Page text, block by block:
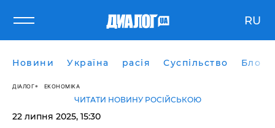
RU
Новини Україна расія Суспільство Блоги
ДІАЛОГ ЕКОНОМІКА
ЧИТАТИ НОВИНУ РОСІЙСЬКОЮ
22 липня 2025, 15:30